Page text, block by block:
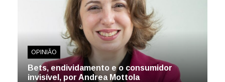
OPINIÃO
Bets, endividamento e o consumidor
invisível, por Andrea Mottola